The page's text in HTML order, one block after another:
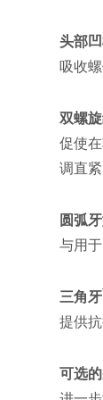
头部凹
吸收
双螺
促使
调直
圆弧
与用
三角牙
提供抗
可选